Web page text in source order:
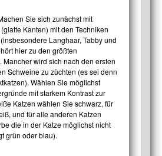
Sie sich zunächst mit
Kanten) mit den Techniken
Langhaar, Tabby und
hier zu den größten
Mancher wird sich nach den ersten
Schweine zu züchten (es sei denn
Wählen Sie möglichst
mit starkem Kontrast zur
Katzen wählen Sie schwarz, für
und für alle anderen Katzen
die in der Katze möglichst nicht
grün oder blau).